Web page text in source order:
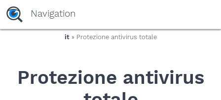
yaaaeag20
Navigation
it» Protezione antivirus totale
Protezione antivirus